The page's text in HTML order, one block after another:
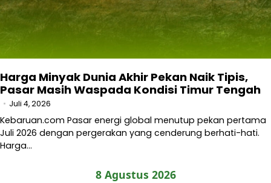
Harga Minyak Dunia Akhir Pekan Naik Tipis,
Pasar Masih Waspada Kondisi Timur Tengah
Juli 4, 2026
Kebaruan.com Pasar energi global menutup pekan pertama
Juli 2026 dengan pergerakan yang cenderung berhati-hati.
Harga…
8 Agustus 2026